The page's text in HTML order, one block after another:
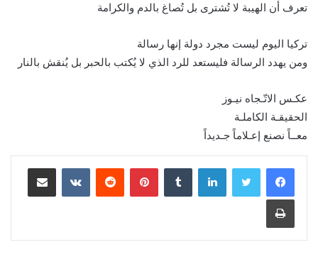
تعرف أن الهيبة لا تُشترى بل تُصاغ بالدم والكرامة
تركيا اليوم ليست مجرد دولة إنها رسالة
ومن يهدد الرسالة فليستعد للرد الذي لا يُكتب بالحبر بل يُنقش بالنار
عكـس الاتّـجاه نيـوز
الحقيقـة الكاملـة
معــاً نصنع إعـلاماً جـديداً
لينكدإن بينتيريست مشاركة عبر البريد
طباعة